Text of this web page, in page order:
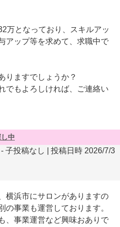
万となっており、スキルアッ
アップ等を求めて、求職中で
りますでしょうか？
でもよろしければ、ご連絡い
中
- 子投稿なし | 投稿日時 2026/7/3
横浜市にサロンがありますの
の事業も運営しております。
、事業運営など興味おありで